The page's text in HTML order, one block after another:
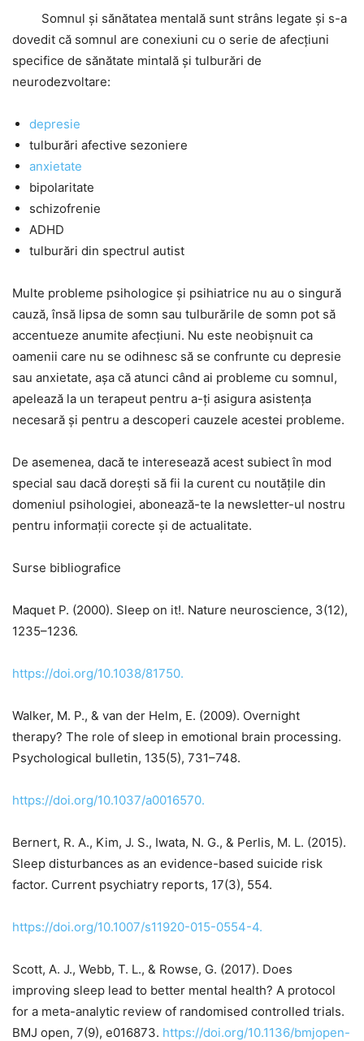
Somnul și sănătatea mentală sunt strâns legate și s-a
dovedit că somnul are conexiuni cu o serie de afecțiuni
specifice de sănătate mintală și tulburări de
neurodezvoltare:
depresie
tulburări afective sezoniere
anxietate
bipolaritate
schizofrenie
ADHD
tulburări din spectrul autist
Multe probleme psihologice și psihiatrice nu au o singură
cauză, însă lipsa de somn sau tulburările de somn pot să
accentueze anumite afecțiuni. Nu este neobișnuit ca
oamenii care nu se odihnesc să se confrunte cu depresie
sau anxietate, așa că atunci când ai probleme cu somnul,
apelează la un terapeut pentru a-ți asigura asistența
necesară și pentru a descoperi cauzele acestei probleme.
De asemenea, dacă te interesează acest subiect în mod
special sau dacă dorești să fii la curent cu noutățile din
domeniul psihologiei, abonează-te la newsletter-ul nostru
pentru informații corecte și de actualitate.
Surse bibliografice
Maquet P. (2000). Sleep on it!. Nature neuroscience, 3(12),
1235–1236.
https://doi.org/10.1038/81750.
Walker, M. P., & van der Helm, E. (2009). Overnight
therapy? The role of sleep in emotional brain processing.
Psychological bulletin, 135(5), 731–748.
https://doi.org/10.1037/a0016570.
Bernert, R. A., Kim, J. S., Iwata, N. G., & Perlis, M. L. (2015).
Sleep disturbances as an evidence-based suicide risk
factor. Current psychiatry reports, 17(3), 554.
https://doi.org/10.1007/s11920-015-0554-4.
Scott, A. J., Webb, T. L., & Rowse, G. (2017). Does
improving sleep lead to better mental health? A protocol
for a meta-analytic review of randomised controlled trials.
BMJ open, 7(9), e016873. https://doi.org/10.1136/bmjopen-